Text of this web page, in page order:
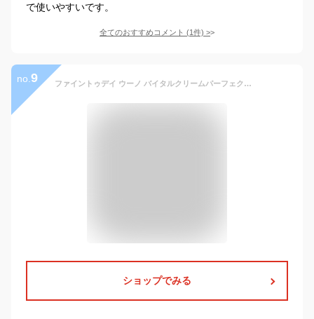
で使いやすいです。
全てのおすすめコメント (1件) >
no. 9 ファイントゥデイ ウーノ バイタルクリームパーフェクション 90g オールインワンクリーム エイジングケア スキンケア メンズ 男性 シミ 肌荒れ カサつき テカリ 小じわ
ショップでみる